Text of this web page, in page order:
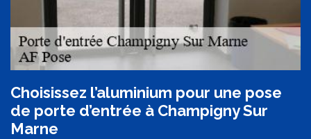
Choisissez l’aluminium pour une pose
de porte d’entrée à Champigny Sur
Marne